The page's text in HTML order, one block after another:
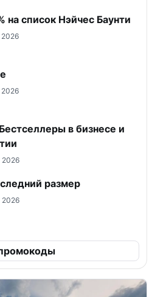
на список Нэйчес Баунти
2026
2026
в бизнесе и
2026
размер
2026